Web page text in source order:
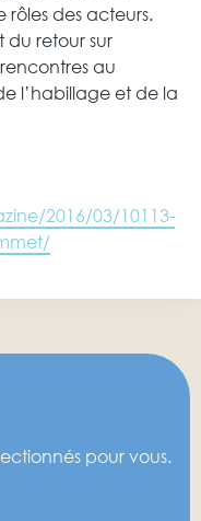
rôles des acteurs.
du retour sur
au
l’habillage et de la
2016/03/10113-
pour vous.